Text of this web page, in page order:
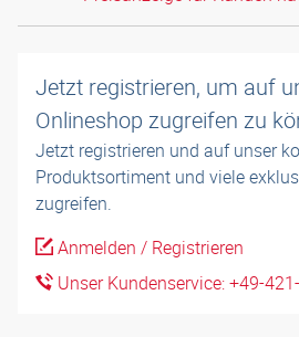
Jetzt registrieren, um auf
Onlineshop zugreifen zu
Jetzt registrieren und auf unser
Produktsortiment und viele
zugreifen.
Anmelden / Registrieren
Unser Kundenservice: +49-